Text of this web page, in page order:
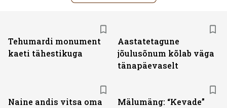
Tehumardi monument
kaeti tähestikuga
Aastatetagune
jõulusõnum kõlab väga
tänapäevaselt
Naine andis vitsa oma
Mälumäng: “Kevade”